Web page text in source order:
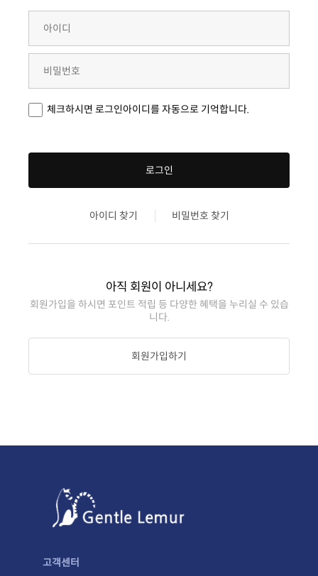
체크하시면 로그인아이디를 자동으로 기억합니다.
로그인
아이디 찾기 비밀번호 찾기
아직 회원이 아니세요?
니다.
회원가입하기
고객센터